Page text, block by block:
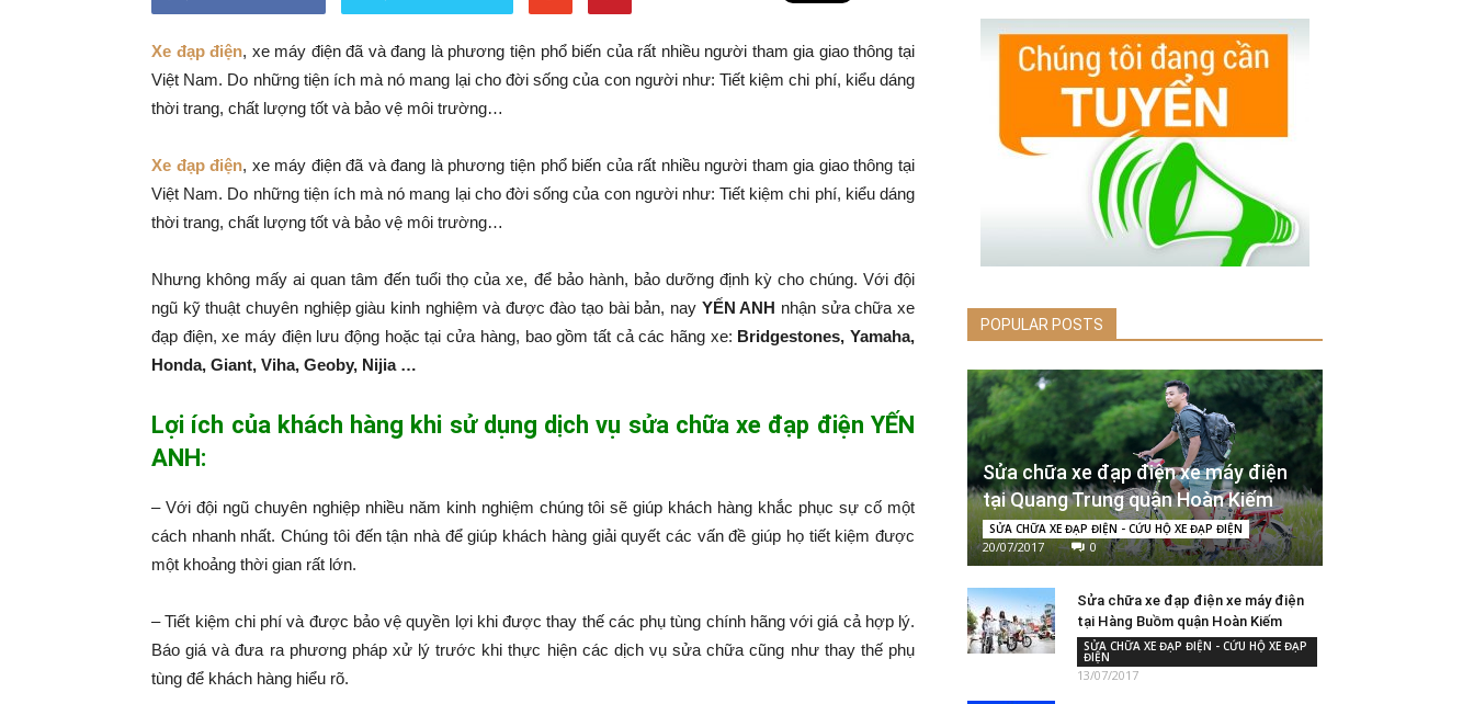
Xe đạp điện, xe máy điện đã và đang là phương tiện phổ biến của rất nhiều người tham gia giao thông tại
Việt Nam. Do những tiện ích mà nó mang lại cho đời sống của con người như: Tiết kiệm chi phí, kiểu dáng
thời trang, chất lượng tốt và bảo vệ môi trường…
Xe đạp điện, xe máy điện đã và đang là phương tiện phổ biến của rất nhiều người tham gia giao thông tại
Việt Nam. Do những tiện ích mà nó mang lại cho đời sống của con người như: Tiết kiệm chi phí, kiểu dáng
thời trang, chất lượng tốt và bảo vệ môi trường…
Nhưng không mấy ai quan tâm đến tuổi thọ của xe, để bảo hành, bảo dưỡng định kỳ cho chúng. Với đội
ngũ kỹ thuật chuyên nghiệp giàu kinh nghiệm và được đào tạo bài bản, nay YẾN ANH nhận sửa chữa xe
đạp điện, xe máy điện lưu động hoặc tại cửa hàng, bao gồm tất cả các hãng xe: Bridgestones, Yamaha,
Honda, Giant, Viha, Geoby, Nijia …
Lợi ích của khách hàng khi sử dụng dịch vụ sửa chữa xe đạp điện YẾN
ANH:
– Với đội ngũ chuyên nghiệp nhiều năm kinh nghiệm chúng tôi sẽ giúp khách hàng khắc phục sự cố một
cách nhanh nhất. Chúng tôi đến tận nhà để giúp khách hàng giải quyết các vấn đề giúp họ tiết kiệm được
một khoảng thời gian rất lớn.
– Tiết kiệm chi phí và được bảo vệ quyền lợi khi được thay thế các phụ tùng chính hãng với giá cả hợp lý.
Báo giá và đưa ra phương pháp xử lý trước khi thực hiện các dịch vụ sửa chữa cũng như thay thế phụ
tùng để khách hàng hiểu rõ.
POPULAR POSTS
Sửa chữa xe đạp điện xe máy điện
tại Quang Trung quận Hoàn Kiếm
SỬA CHỮA XE ĐẠP ĐIỆN - CỨU HỘ XE ĐẠP ĐIỆN
20/07/2017 0
Sửa chữa xe đạp điện xe máy điện
tại Hàng Buồm quận Hoàn Kiếm
SỬA CHỮA XE ĐẠP ĐIỆN - CỨU HỘ XE ĐẠP
ĐIỆN
13/07/2017